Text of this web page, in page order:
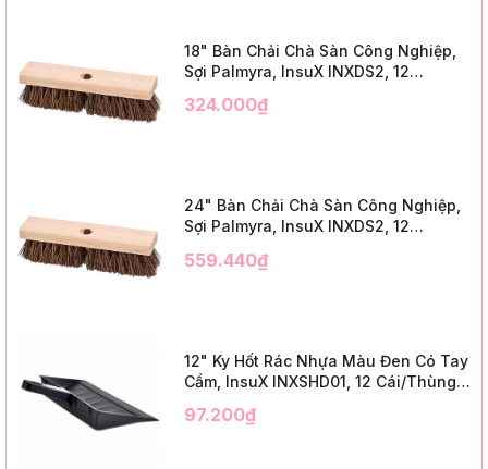
18" Bàn Chải Chà Sàn Công Nghiệp,
Sợi Palmyra, InsuX INXDS2, 12
Trim)
324.000₫
24" Bàn Chải Chà Sàn Công Nghiệp,
Sợi Palmyra, InsuX INXDS2, 12
3" Trim)
559.440₫
12" Ky Hốt Rác Nhựa Màu Đen Có Tay
Cầm, InsuX INXSHD01, 12 Cái/Thùng,
Black Plastic)
97.200₫